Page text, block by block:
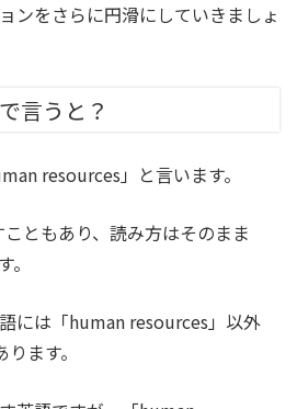
ンをさらに円滑にしていきましょ
言うと？
resources」と言います。
こともあり、読み方はそのまま
には「human resources」以外
ます。